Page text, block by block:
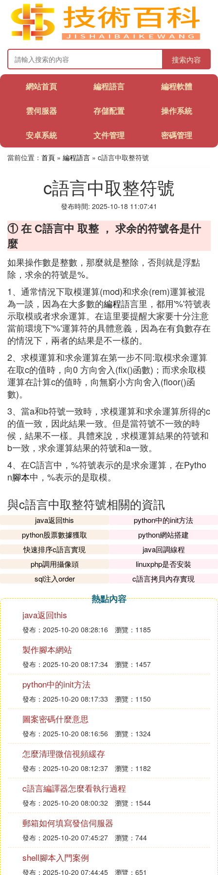
搜索內容
網站首頁 編程語言 編程軟體
雲伺服器 存儲配置 操作系統
安卓系統 文件管理 密碼管理
當前位置： 首頁 » 編程語言 » c語言中取整符號
c語言中取整符號
發布時間: 2025-10-18 11:07:41
① 在 C語言中 取整 ， 求余的符號各是什
麼
如果操作數是整數，那麼就是整除，否則就是浮點
除，求余的符號是%。
1、通常情況下取模運算(mod)和求余(rem)運算被混
為一談，因為在大多數的編程語言里，都用'%'符號表
示取模或者求余運算。在這里要提醒大家要十分注意
當前環境下'%'運算符的具體意義，因為在有負數存在
的情況下，兩者的結果是不一樣的。
2、求模運算和求余運算在第一步不同:取模求余運算
在取c的值時，向0 方向舍入(fix()函數)；而求余取模
運算在計算c的值時，向無窮小方向舍入(floor()函
數)。
3、當a和b符號一致時，求模運算和求余運算所得的c
的值一致，因此結果一致。但是當符號不一致的時
候，結果不一樣。具體來說，求模運算結果的符號和
b一致，求余運算結果的符號和a一致。
4、在C語言中，%符號表示的是求余運算，在Pytho
n腳本中，%表示的是取模。
與c語言中取整符號相關的資訊
java返回this
python中的init方法
python股票數據獲取
python網站搭建
快速排序c語言實現
java回調線程
php調用攝像頭
linuxphp是否安裝
sql注入order
c語言拷貝內存實現
熱點內容
java返回this
發布：2025-10-20 08:28:16 瀏覽：1185
製作腳本網站
發布：2025-10-20 08:17:34 瀏覽：1457
python中的init方法
發布：2025-10-20 08:17:33 瀏覽：1150
圖案密碼什麼意思
發布：2025-10-20 08:16:56 瀏覽：1324
怎麼清理微信視頻緩存
發布：2025-10-20 08:12:37 瀏覽：1182
c語言編譯器怎麼看執行過程
發布：2025-10-20 08:00:32 瀏覽：1544
郵箱如何填寫發信伺服器
發布：2025-10-20 07:45:27 瀏覽：744
shell腳本入門案例
發布：2025-10-20 07:44:45 瀏覽：651